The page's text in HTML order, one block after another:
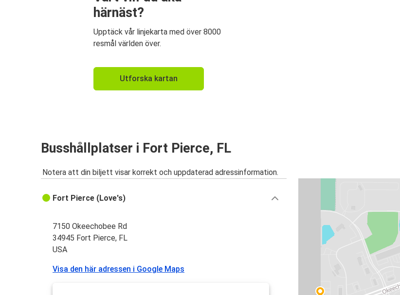
härnäst?
Upptäck vår linjekarta med över 8000
resmål världen över.
Utforska kartan
Busshållplatser i Fort Pierce, FL
Notera att din biljett visar korrekt och uppdaterad adressinformation.
Fort Pierce (Love's)
7150 Okeechobee Rd
34945 Fort Pierce, FL
USA
Visa den här adressen i Google Maps